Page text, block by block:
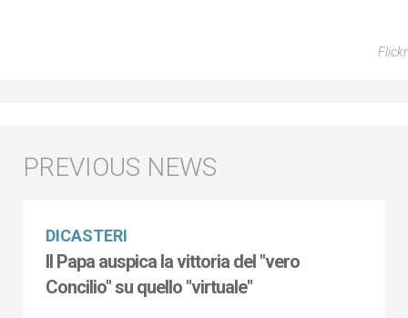
Flickr
DICASTERI
Il Papa auspica la vittoria del "vero
Concilio" su quello "virtuale"